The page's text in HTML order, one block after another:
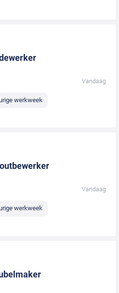
Vandaag
werkweek
Vandaag
werkweek